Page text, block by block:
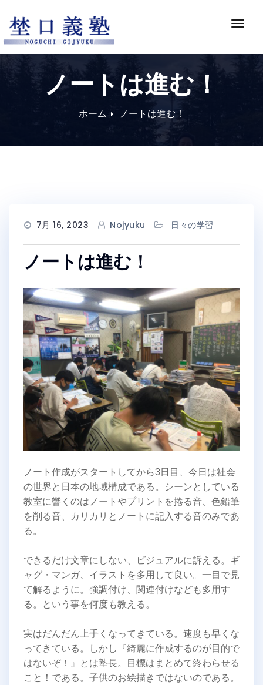
content
ナ
ゲ
り
ノートは進む！
ホーム ノートは進む！
7月 16, 2023 Nojyuku 日々の学習
ノートは進む！
ノート作成がスタートしてから3日目、今日は社会
の世界と日本の地域構成である。シーンとしている
教室に響くのはノートやプリントを捲る音、色鉛筆
を削る音、カリカリとノートに記入する音のみであ
る。
できるだけ文章にしない、ビジュアルに訴える。ギ
ャグ・マンガ、イラストを多用して良い。一目で見
て解るように。強調付け、関連付けなども多用す
る。という事を何度も教える。
実はだんだん上手くなってきている。速度も早くな
ってきている。しかし『綺麗に作成するのが目的で
はないぞ！』とは塾長。目標はまとめて終わらせる
こと！である。子供のお絵描きではないのである。